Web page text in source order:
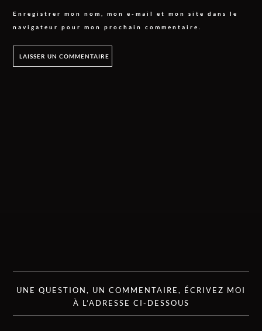
Enregistrer mon nom, mon e-mail et mon site dans le
navigateur pour mon prochain commentaire.
UNE QUESTION, UN COMMENTAIRE, ÉCRIVEZ MOI
À L’ADRESSE CI-DESSOUS